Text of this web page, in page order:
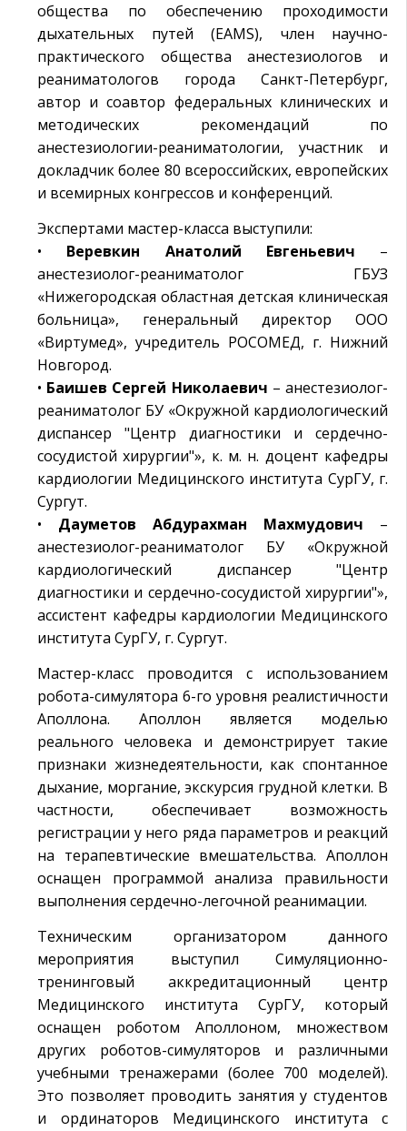
общества по обеспечению проходимости
дыхательных путей (EAMS), член научно-
практического общества анестезиологов и
реаниматологов города Санкт-Петербург,
автор и соавтор федеральных клинических и
методических рекомендаций по
анестезиологии-реаниматологии, участник и
докладчик более 80 всероссийских, европейских
и всемирных конгрессов и конференций.
Экспертами мастер-класса выступили:
• Веревкин Анатолий Евгеньевич –
анестезиолог-реаниматолог ГБУЗ
«Нижегородская областная детская клиническая
больница», генеральный директор ООО
«Виртумед», учредитель РОСОМЕД, г. Нижний
Новгород.
• Баишев Сергей Николаевич – анестезиолог-
реаниматолог БУ «Окружной кардиологический
диспансер "Центр диагностики и сердечно-
сосудистой хирургии"», к. м. н. доцент кафедры
кардиологии Медицинского института СурГУ, г.
Сургут.
• Дауметов Абдурахман Махмудович –
анестезиолог-реаниматолог БУ «Окружной
кардиологический диспансер "Центр
диагностики и сердечно-сосудистой хирургии"»,
ассистент кафедры кардиологии Медицинского
института СурГУ, г. Сургут.
Мастер-класс проводится с использованием
робота-симулятора 6-го уровня реалистичности
Аполлона. Аполлон является моделью
реального человека и демонстрирует такие
признаки жизнедеятельности, как спонтанное
дыхание, моргание, экскурсия грудной клетки. В
частности, обеспечивает возможность
регистрации у него ряда параметров и реакций
на терапевтические вмешательства. Аполлон
оснащен программой анализа правильности
выполнения сердечно-легочной реанимации.
Техническим организатором данного
мероприятия выступил Симуляционно-
тренинговый аккредитационный центр
Медицинского института СурГУ, который
оснащен роботом Аполлоном, множеством
других роботов-симуляторов и различными
учебными тренажерами (более 700 моделей).
Это позволяет проводить занятия у студентов
и ординаторов Медицинского института с